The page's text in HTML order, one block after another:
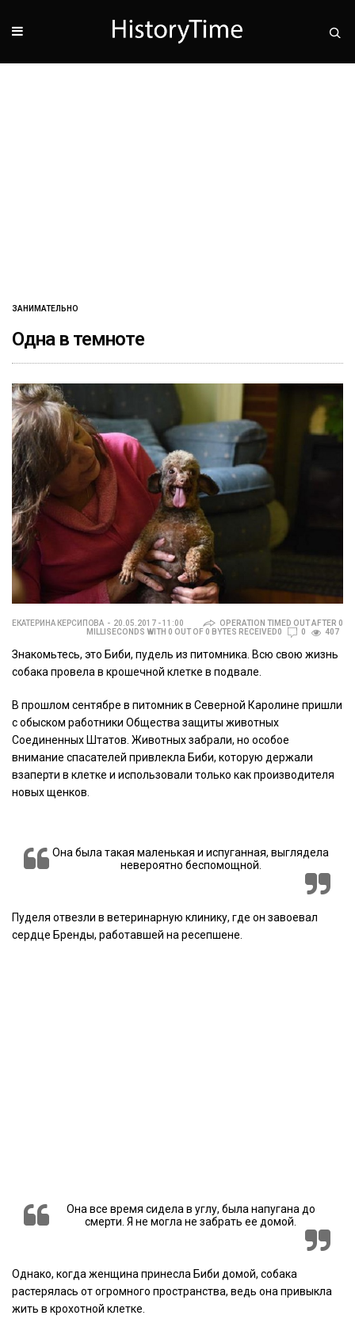
ЗАНИМАТЕЛЬНО
Одна в темноте
ЕКАТЕРИНА КЕРСИПОВА 20.05.2017 - 11:00
OPERATION TIMED OUT AFTER 0
MILLISECONDS WITH 0 OUT OF 0 BYTES RECEIVED0
0 407
Знакомьтесь, это Биби, пудель из питомника. Всю свою жизнь
собака провела в крошечной клетке в подвале.
В прошлом сентябре в питомник в Северной Каролине пришли
с обыском работники Общества защиты животных
Соединенных Штатов. Животных забрали, но особое
внимание спасателей привлекла Биби, которую держали
взаперти в клетке и использовали только как производителя
новых щенков.
Она была такая маленькая и испуганная, выглядела
невероятно беспомощной.
Пуделя отвезли в ветеринарную клинику, где он завоевал
сердце Бренды, работавшей на ресепшене.
Она все время сидела в углу, была напугана до
смерти. Я не могла не забрать ее домой.
Однако, когда женщина принесла Биби домой, собака
растерялась от огромного пространства, ведь она привыкла
жить в крохотной клетке.